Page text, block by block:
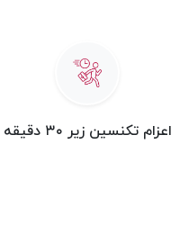
اعزام تکنسین زیر ۳۰ دقیقه